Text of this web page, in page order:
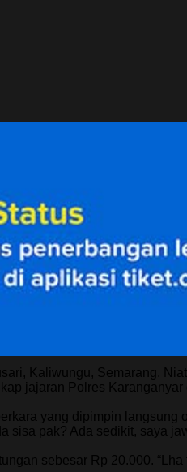
Kaliwungu, Semarang.
jajaran Polres
yang dipimpin
pak? Ada sedikit, saya
sebesar Rp 20.000.